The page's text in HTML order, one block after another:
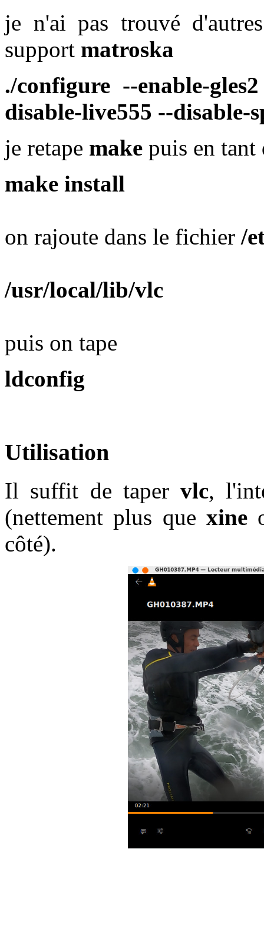
je n'ai pas trouvé
support matroska
./configure --enable-
disable-live555 --disable-
je retape make puis en tant
make install
on rajoute dans le fichier /
/usr/local/lib/vlc
puis on tape
ldconfig
Utilisation
Il suffit de taper vlc,
(nettement plus que xine
côté).